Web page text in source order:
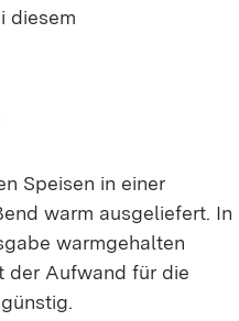
diesem
Speisen in einer
warm ausgeliefert. In
warmgehalten
der Aufwand für die